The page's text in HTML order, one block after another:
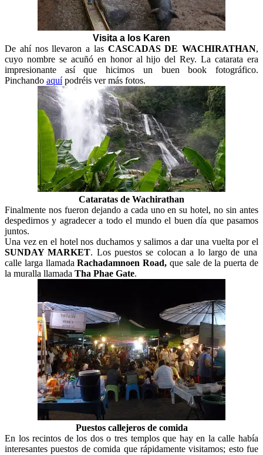
Visita a los Karen
De ahí nos llevaron a las CASCADAS DE WACHIRATHAN,
cuyo nombre se acuñó en honor al hijo del Rey. La catarata era
impresionante así que hicimos un buen book fotográfico.
Pinchando aquípodréis ver más fotos.
Cataratas de Wachirathan
Finalmente nos fueron dejando a cada uno en su hotel, no sin antes
despedirnos y agradecer a todo el mundo el buen día que pasamos
juntos.
Una vez en el hotel nos duchamos y salimos a dar una vuelta por el
SUNDAY MARKET. Los puestos se colocan a lo largo de una
calle larga llamadaRachadamnoen Road,que sale de la puerta de
la muralla llamada Tha Phae Gate.
Puestos callejeros de comida
En los recintos de los dos o tres templos que hay en la calle había
interesantes puestos de comida que rápidamente visitamos; esto fue